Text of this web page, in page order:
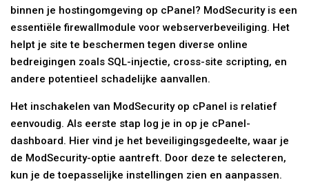
binnen je hostingomgeving op cPanel? ModSecurity is een
essentiële firewallmodule voor webserverbeveiliging. Het
helpt je site te beschermen tegen diverse online
bedreigingen zoals SQL-injectie, cross-site scripting, en
andere potentieel schadelijke aanvallen.
Het inschakelen van ModSecurity op cPanel is relatief
eenvoudig. Als eerste stap log je in op je cPanel-
dashboard. Hier vind je het beveiligingsgedeelte, waar je
de ModSecurity-optie aantreft. Door deze te selecteren,
kun je de toepasselijke instellingen zien en aanpassen.